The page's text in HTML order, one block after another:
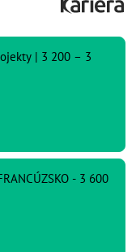
| 3 200 – 3
- 3 600